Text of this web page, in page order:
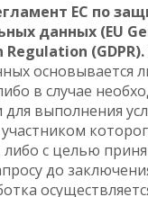
ЕС по
данных (EU
(GDPR).
основывается
в случае
для выполнения
либо с целью
до